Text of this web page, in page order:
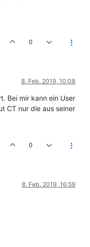
0
8. Feb. 2019, 10:08
Bei mir kann ein User
CT nur die aus seiner
0
8. Feb. 2019, 16:59